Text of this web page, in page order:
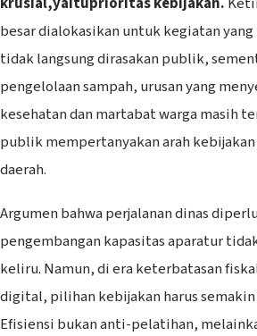
besar dialokasikan untuk kegiatan
tidak langsung dirasakan publik,
pengelolaan sampah, urusan yang
kesehatan dan martabat warga masih
publik mempertanyakan arah
daerah.
Argumen bahwa perjalanan dinas
pengembangan kapasitas aparatur
keliru. Namun, di era keterbatasan
digital, pilihan kebijakan harus
Efisiensi bukan anti-pelatihan,